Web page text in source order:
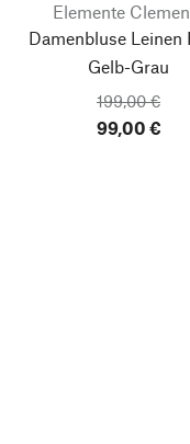
Elemente
Damenbluse Leinen
Gelb-Grau
199,00 €
99,00 €